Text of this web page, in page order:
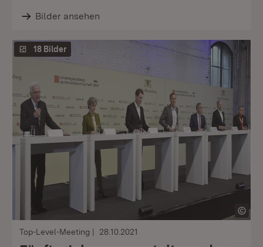
Bilder ansehen
18 Bilder
Top-Level-Meeting 28.10.2021